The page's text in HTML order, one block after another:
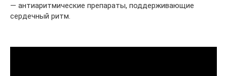
— антиаритмические препараты, поддерживающие
сердечный ритм.